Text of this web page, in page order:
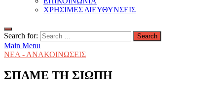
ΧΡΗΣΙΜΕΣ ΔΙΕΥΘΥΝΣΕΙΣ
Search for:
Main Menu
ΝΕΑ - ΑΝΑΚΟΙΝΩΣΕΙΣ
ΣΠΑΜΕ ΤΗ ΣΙΩΠΗ